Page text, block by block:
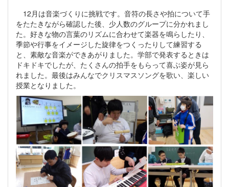
12月は音楽づくりに挑戦です。音符の長さや拍について手
をたたきながら確認した後、少人数のグループに分かれまし
た。好きな物の言葉のリズムに合わせて楽器を鳴らしたり、
季節や行事をイメージした旋律をつくったりして練習する
と、素敵な音楽ができあがりました。学部で発表するときは
ドキドキでしたが、たくさんの拍手をもらって喜ぶ姿が見ら
れました。最後はみんなでクリスマスソングを歌い、楽しい
授業となりました。